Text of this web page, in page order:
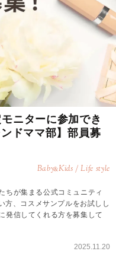
ニターに参加でき
ドママ部】部員募
Baby&Kids / Life style
ちが集まる公式コミュニティ
方、コスメサンプルをお試しし
発信してくれる方を募集して
2025.11.20